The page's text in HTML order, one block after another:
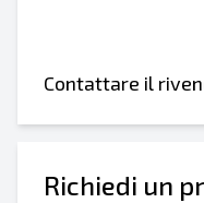
Contattare il
Richiedi un